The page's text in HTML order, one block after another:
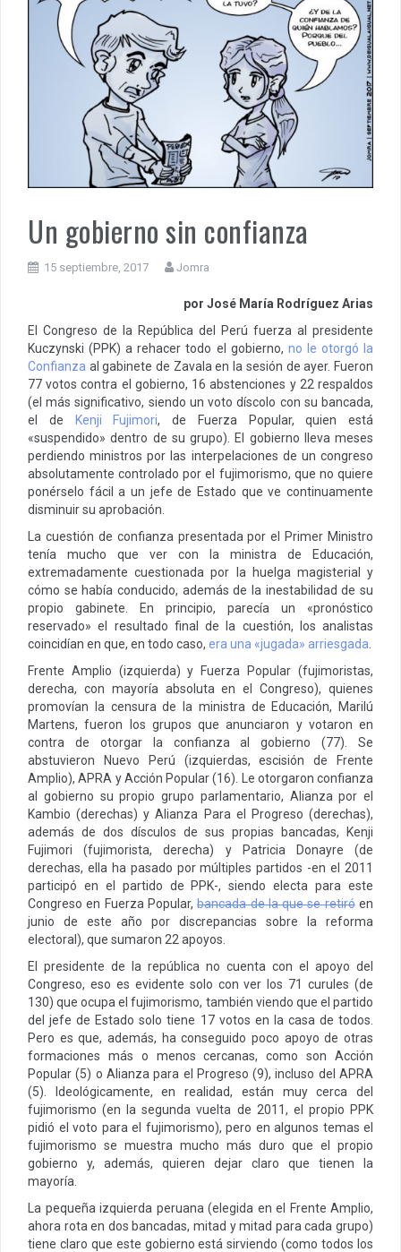
Un gobierno sin confianza
15 septiembre, 2017 Jomra
por José María Rodríguez Arias
El Congreso de la República del Perú fuerza al presidente
Kuczynski (PPK) a rehacer todo el gobierno, no le otorgó la
Confianza al gabinete de Zavala en la sesión de ayer. Fueron
77 votos contra el gobierno, 16 abstenciones y 22 respaldos
(el más significativo, siendo un voto díscolo con su bancada,
el de
Kenji Fujimori, de Fuerza Popular, quien está
«suspendido» dentro de su grupo). El gobierno lleva meses
perdiendo ministros por las interpelaciones de un congreso
absolutamente controlado por el fujimorismo, que no quiere
ponérselo fácil a un jefe de Estado que ve continuamente
disminuir su aprobación.
La cuestión de confianza presentada por el Primer Ministro
tenía mucho que ver con la ministra de Educación,
extremadamente cuestionada por la huelga magisterial y
cómo se había conducido, además de la inestabilidad de su
propio gabinete. En principio, parecía un «pronóstico
reservado» el resultado final de la cuestión, los analistas
coincidían en que, en todo caso, era una «jugada» arriesgada
Frente Amplio (izquierda) y Fuerza Popular (fujimoristas,
derecha, con mayoría absoluta en el Congreso), quienes
promovían la censura de la ministra de Educación, Marilú
Martens, fueron los grupos que anunciaron y votaron en
contra de otorgar la confianza al gobierno (77). Se
abstuvieron Nuevo Perú (izquierdas, escisión de Frente
Amplio), APRA y Acción Popular (16). Le otorgaron confianza
al gobierno su propio grupo parlamentario, Alianza por el
Kambio (derechas) y Alianza Para el Progreso (derechas),
además de dos dísculos de sus propias bancadas, Kenji
Fujimori (fujimorista, derecha) y Patricia Donayre (de
derechas, ella ha pasado por múltiples partidos -en el 2011
participó en el partido de PPK-, siendo electa para este
Congreso en Fuerza Popular,bancada de la que se retiróen
junio de este año por discrepancias sobre la reforma
electoral), que sumaron 22 apoyos.
El presidente de la república no cuenta con el apoyo del
Congreso, eso es evidente solo con ver los 71 curules (de
130) que ocupa el fujimorismo, también viendo que el partido
del jefe de Estado solo tiene 17 votos en la casa de todos.
Pero es que, además, ha conseguido poco apoyo de otras
formaciones más o menos cercanas, como son Acción
Popular (5) o Alianza para el Progreso (9), incluso del APRA
(5). Ideológicamente, en realidad, están muy cerca del
fujimorismo (en la segunda vuelta de 2011, el propio PPK
pidió el voto para el fujimorismo), pero en algunos temas el
fujimorismo se muestra mucho más duro que el propio
gobierno y, además, quieren dejar claro que tienen la
mayoría.
La pequeña izquierda peruana (elegida en el Frente Amplio,
ahora rota en dos bancadas, mitad y mitad para cada grupo)
tiene claro que este gobierno está sirviendo (como todos los